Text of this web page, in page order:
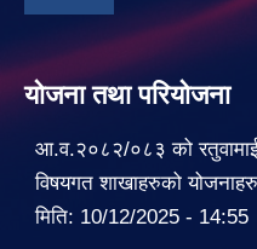
योजना तथा परियोजना
आ.व.२०८२/०८३ को रतुवामाई
विषयगत शाखाहरुको
मिति: 10/12/2025 - 14:55